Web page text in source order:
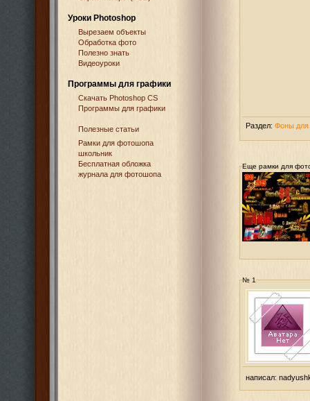
Уроки Photoshop
Вырезаем объекты
Обработка фото
Полезно знать
Видеоуроки
Программы для графики
Cкачать Photoshop CS
Программы для графики
Полезные статьи
Рамки для фотошопа
школьник
Бесплатная обложка
журнала для фотошопа
Раздел: Фоны
Еще рамки для
№ 1
написал: